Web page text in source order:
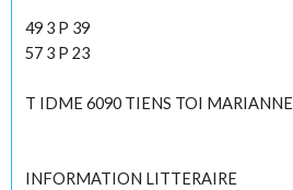
49 3 P 39
57 3 P 23
T IDME 6090 TIENS TOI MARIANNE
INFORMATION LITTERAIRE